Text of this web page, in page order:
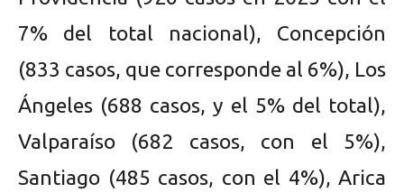
7% del total nacional), Concepción
(833 casos, que corresponde al 6%), Los
Ángeles (688 casos, y el 5% del total),
Valparaíso (682 casos, con el 5%),
Santiago (485 casos, con el 4%), Arica